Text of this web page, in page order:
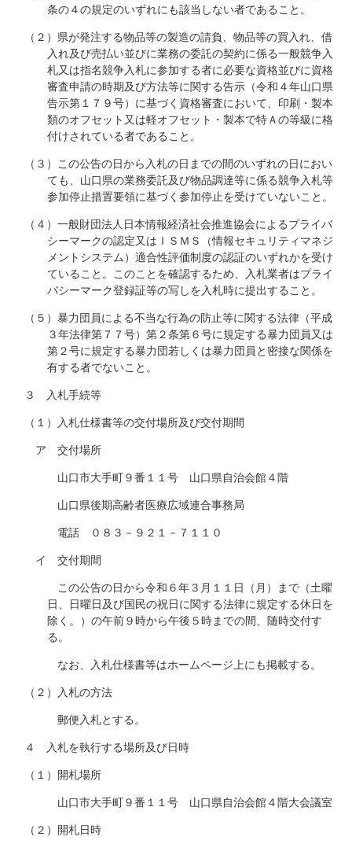
条の４の規定のいずれにも該当しない者であること。
（２）県が発注する物品等の製造の請負、物品等の買入れ、借
入れ及び売払い並びに業務の委託の契約に係る一般競争入
札又は指名競争入札に参加する者に必要な資格並びに資格
審査申請の時期及び方法等に関する告示（令和４年山口県
告示第１７９号）に基づく資格審査において、印刷・製本
類のオフセット又は軽オフセット・製本で特Ａの等級に格
付けされている者であること。
（３）この公告の日から入札の日までの間のいずれの日におい
ても、山口県の業務委託及び物品調達等に係る競争入札等
参加停止措置要領に基づく参加停止を受けていないこと。
（４）一般財団法人日本情報経済社会推進協会によるプライバ
シーマークの認定又はＩＳＭＳ（情報セキュリティマネジ
メントシステム）適合性評価制度の認証のいずれかを受け
ていること。このことを確認するため、入札業者はプライ
バシーマーク登録証等の写しを入札時に提出すること。
（５）暴力団員による不当な行為の防止等に関する法律（平成
３年法律第７７号）第２条第６号に規定する暴力団員又は
第２号に規定する暴力団若しくは暴力団員と密接な関係を
有する者でないこと。
３ 入札手続等
（１）入札仕様書等の交付場所及び交付期間
ア 交付場所
山口市大手町９番１１号 山口県自治会館４階
山口県後期高齢者医療広域連合事務局
電話 ０８３－９２１－７１１０
イ 交付期間
この公告の日から令和６年３月１１日（月）まで（土曜
日、日曜日及び国民の祝日に関する法律に規定する休日を
除く。）の午前９時から午後５時までの間、随時交付す
る。
なお、入札仕様書等はホームページ上にも掲載する。
（２）入札の方法
郵便入札とする。
４ 入札を執行する場所及び日時
（１）開札場所
山口市大手町９番１１号 山口県自治会館４階大会議室
（２）開札日時